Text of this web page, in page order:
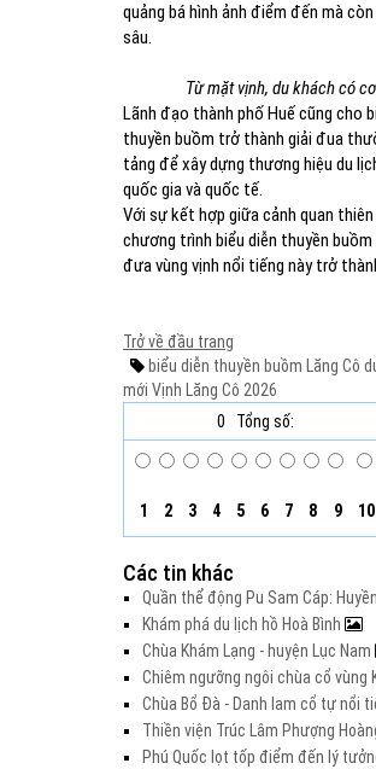
quảng bá hình ảnh điểm đến mà
sâu.
Từ mặt vịnh, du khách có
Lãnh đạo thành phố Huế cũng
thuyền buồm trở thành giải đua
tảng để xây dựng thương hiệu du
quốc gia và quốc tế.
Với sự kết hợp giữa cảnh quan
chương trình biểu diễn thuyền
đưa vùng vịnh nổi tiếng này trở
Trở về đầu trang
biểu diễn thuyền buồm Lăng Cô
mới Vịnh Lăng Cô 2026
0
Tổng số:
1 2 3 4 5 6 7 8 9 10
Các tin khác
Quần thể động Pu Sam Cáp:
Khám phá du lịch hồ Hoà Bình
Chùa Khám Lạng - huyện Lục Nam
Chiêm ngưỡng ngôi chùa cổ vùng
Chùa Bổ Đà - Danh lam cổ tự nổi
Thiền viện Trúc Lâm Phượng
Phú Quốc lọt tốp điểm đến lý